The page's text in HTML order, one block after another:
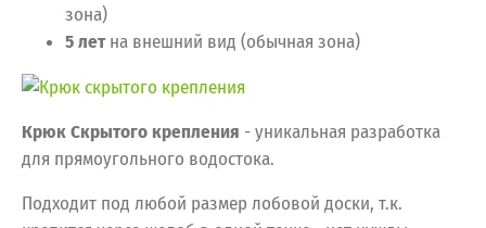
зона)
5 летна внешний вид (обычная зона)
Крюк Скрытого крепления - уникальная разработка
для прямоугольного водостока.
Подходит под любой размер лобовой доски, т.к.